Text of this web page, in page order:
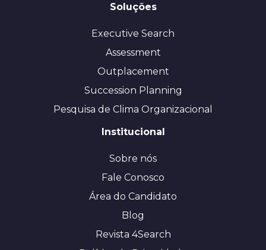
Soluções
Executive Search
Assessment
Outplacement
Succession Planning
Pesquisa de Clima Organizacional
Institucional
Sobre nós
Fale Conosco
Área do Candidato
Blog
Revista 4Search